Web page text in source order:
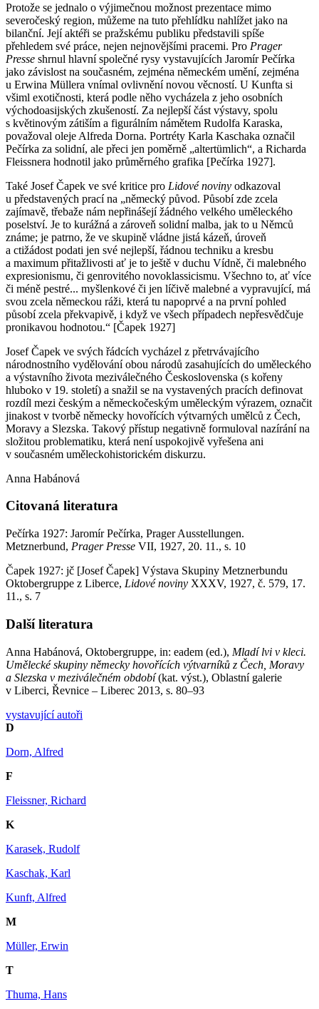
Protože se jednalo o výjimečnou možnost prezentace mimo
severočeský region, můžeme na tuto přehlídku nahlížet jako na
bilanční. Její aktéři se pražskému publiku představili spíše
přehledem své práce, nejen nejnovějšími pracemi. Pro Prager
Presse shrnul hlavní společné rysy vystavujících Jaromír Pečírka
jako závislost na současném, zejména německém umění, zejména
u Erwina Müllera vnímal ovlivnění novou věcností. U Kunfta si
všiml exotičnosti, která podle něho vycházela z jeho osobních
východoasijských zkušeností. Za nejlepší část výstavy, spolu
s květinovým zátiším a figurálním námětem Rudolfa Karaska,
považoval oleje Alfreda Dorna. Portréty Karla Kaschaka označil
Pečírka za solidní, ale přeci jen poměrně „altertümlich“, a Richarda
Fleissnera hodnotil jako průměrného grafika [Pečírka 1927].
Také Josef Čapek ve své kritice pro Lidové noviny odkazoval
u představených prací na „německý původ. Působí zde zcela
zajímavě, třebaže nám nepřinášejí žádného velkého uměleckého
poselství. Je to kurážná a zároveň solidní malba, jak to u Němců
známe; je patrno, že ve skupině vládne jistá kázeň, úroveň
a ctižádost podati jen své nejlepší, řádnou techniku a kresbu
a maximum přitažlivosti ať je to ještě v duchu Vídně, či malebného
expresionismu, či genrovitého novoklassicismu. Všechno to, ať více
či méně pestré... myšlenkové či jen líčivě malebné a vypravující, má
svou zcela německou ráži, která tu napoprvé a na první pohled
působí zcela překvapivě, i když ve všech případech nepřesvědčuje
pronikavou hodnotou.“ [Čapek 1927]
Josef Čapek ve svých řádcích vycházel z přetrvávajícího
národnostního vydělování obou národů zasahujících do uměleckého
a výstavního života meziválečného Československa (s kořeny
hluboko v 19. století) a snažil se na vystavených pracích definovat
rozdíl mezi českým a německočeským uměleckým výrazem, označit
jinakost v tvorbě německy hovořících výtvarných umělců z Čech,
Moravy a Slezska. Takový přístup negativně formuloval nazírání na
složitou problematiku, která není uspokojivě vyřešena ani
v současném uměleckohistorickém diskurzu.
Anna Habánová
Citovaná literatura
Pečírka 1927: Jaromír Pečírka, Prager Ausstellungen.
Metznerbund, Prager Presse VII, 1927, 20. 11., s. 10
Čapek 1927: jč [Josef Čapek] Výstava Skupiny Metznerbundu
Oktobergruppe z Liberce, Lidové noviny XXXV, 1927, č. 579, 17.
11., s. 7
Další literatura
Anna Habánová, Oktobergruppe, in: eadem (ed.), Mladí lvi v kleci.
Umělecké skupiny německy hovořících výtvarníků z Čech, Moravy
a Slezska v meziválečném období(kat. výst.), Oblastní galerie
v Liberci, Řevnice – Liberec 2013, s. 80–93
vystavující autoři
D
Dorn, Alfred
F
Fleissner, Richard
K
Karasek, Rudolf
Kaschak, Karl
Kunft, Alfred
M
Müller, Erwin
T
Thuma, Hans